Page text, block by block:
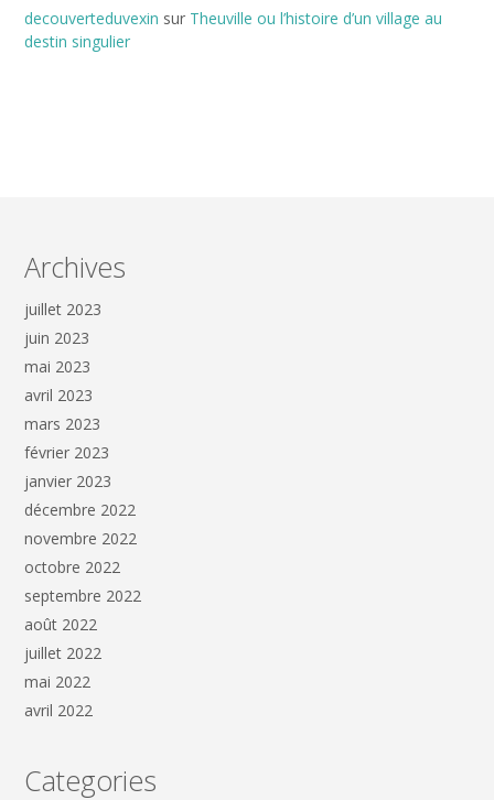
decouverteduvexin sur Theuville ou l’histoire d’un village au
destin singulier
Archives
juillet 2023
juin 2023
mai 2023
avril 2023
mars 2023
février 2023
janvier 2023
décembre 2022
novembre 2022
octobre 2022
septembre 2022
août 2022
juillet 2022
mai 2022
avril 2022
Categories